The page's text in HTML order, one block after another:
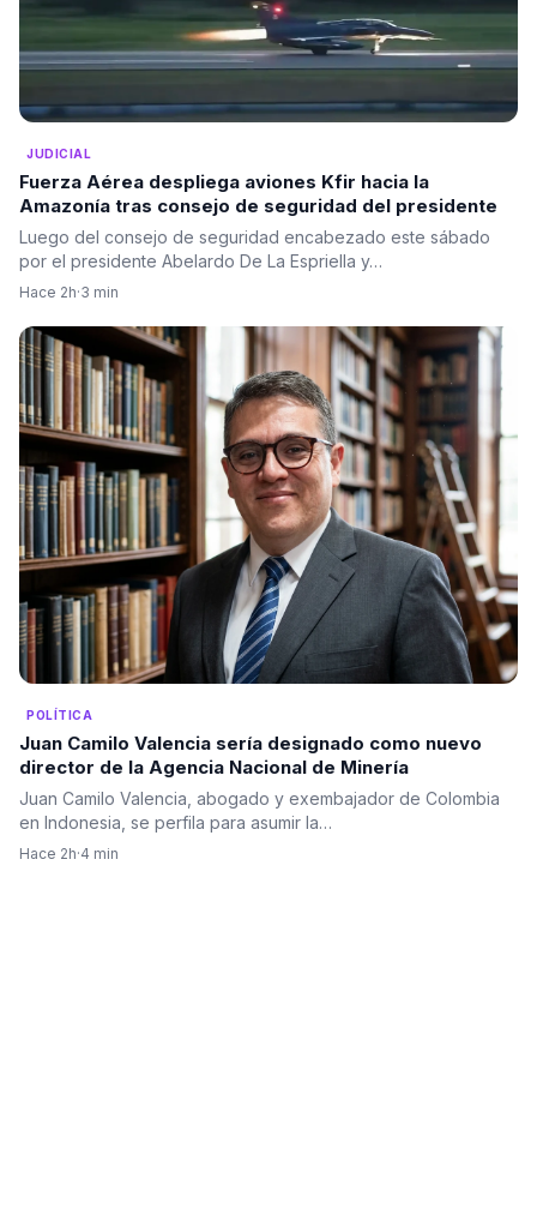
JUDICIAL
Fuerza Aérea despliega aviones Kfir hacia la
Amazonía tras consejo de seguridad del presidente
Luego del consejo de seguridad encabezado este sábado
por el presidente Abelardo De La Espriella y…
Hace 2h·3 min
POLÍTICA
Juan Camilo Valencia sería designado como nuevo
director de la Agencia Nacional de Minería
Juan Camilo Valencia, abogado y exembajador de Colombia
en Indonesia, se perfila para asumir la…
Hace 2h·4 min